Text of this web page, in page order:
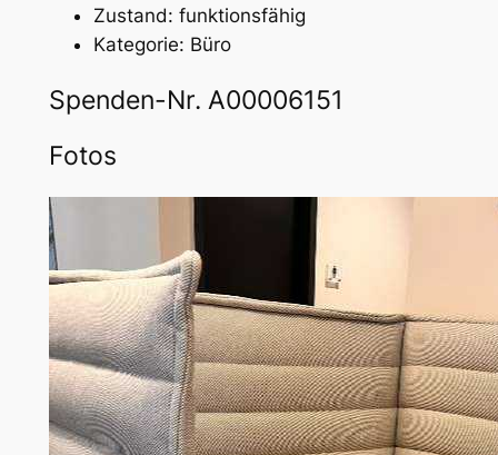
Zustand: funktionsfähig
Kategorie: Büro
Spenden-Nr. A00006151
Fotos